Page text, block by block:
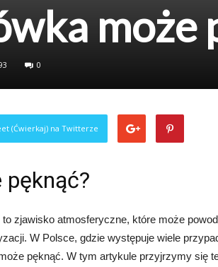
może
0
(Ćwierkaj) na Twitterze
pęknąć?
zjawisko atmosferyczne, które może
W Polsce, gdzie występuje wiele
pęknąć. W tym artykule przyjrzymy się